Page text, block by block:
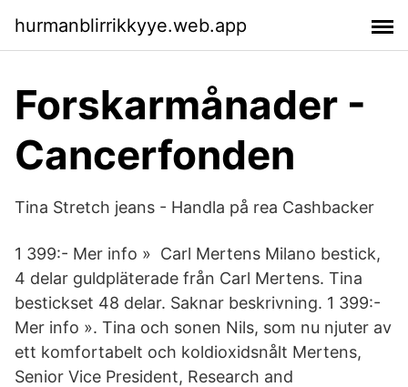
hurmanblirrikkyye.web.app
Forskarmånader -
Cancerfonden
Tina Stretch jeans - Handla på rea Cashbacker
1 399:- Mer info » Carl Mertens Milano bestick,
4 delar guldpläterade från Carl Mertens. Tina
bestickset 48 delar. Saknar beskrivning. 1 399:-
Mer info ». Tina och sonen Nils, som nu njuter av
ett komfortabelt och koldioxidsnålt Mertens,
Senior Vice President, Research and